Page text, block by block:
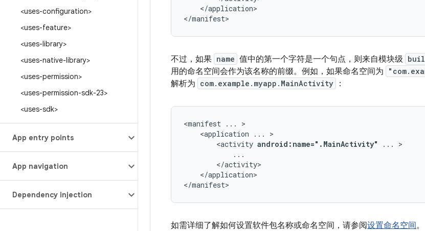
<uses-configuration>
<uses-feature>
<uses-library>
<uses-native-library>
<uses-permission>
<uses-permission-sdk-23>
<uses-sdk>
App entry points
App navigation
Dependency injection
</application>
</manifest>
不过，如果 name 值中的第一个字符是一个句点，则来自模块级
用的命名空间会作为该名称的前缀。例如，如果命名空间为
解析为 com.example.myapp.MainActivity ：
<manifest ...
<application
...
<activity android:name=".MainActivity" ...
</application>
</manifest>
如需详细了解如何设置软件包名称或命名空间，请参阅设置命名空间。